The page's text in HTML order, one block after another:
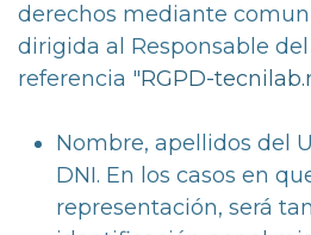
derechos mediante
dirigida al Responsable
referencia "RGPD-
Nombre, apellidos del
DNI. En los casos en
representación, será